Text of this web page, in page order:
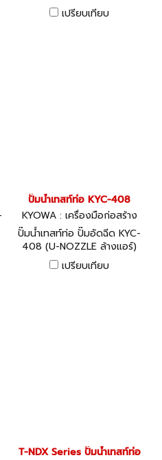
เปรียบเทียบ
ปั๊มน้ำเทสท์ท่อ KYC-408
KYOWA : เครื่องมือก่อสร้าง
ปั๊มน้ำเทสท์ท่อ ปั๊มอัดฉีด KYC-
408 (U-NOZZLE ล้างแอร์)
KYOWA เคียววา
เปรียบเทียบ
T-NDX Series ปั๊มน้ำเทสท์ท่อ